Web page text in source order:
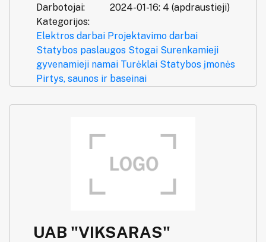
Darbotojai:
2024-01-16: 4 (apdraustieji)
Kategorijos:
Elektros darbai Projektavimo darbai
Statybos paslaugos Stogai Surenkamieji
gyvenamieji namai Turėklai Statybos įmonės
Pirtys, saunos ir baseinai
UAB "VIKSARAS"